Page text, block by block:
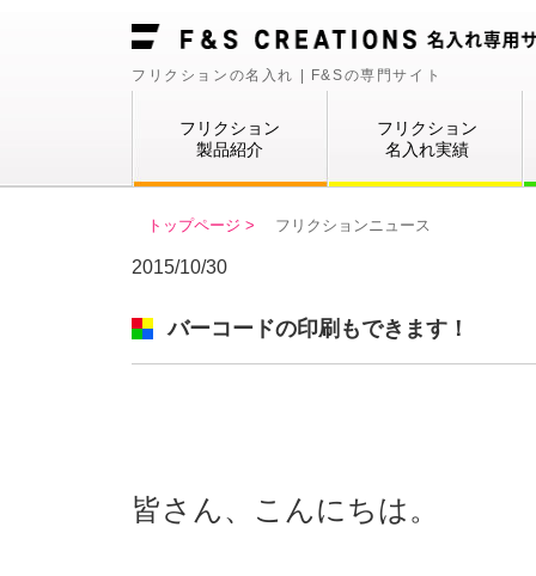
フリクションの名入れ | F&Sの専門サイト
フリクション
製品紹介
フリクション
名入れ実績
トップページ > フリクションニュース
2015/10/30
バーコードの印刷もできます！
皆さん、こんにちは。